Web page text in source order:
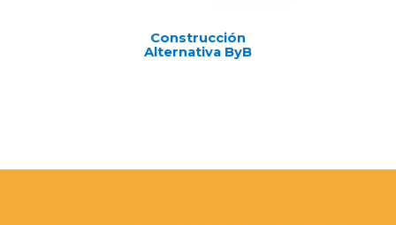
Construcción
Alternativa ByB